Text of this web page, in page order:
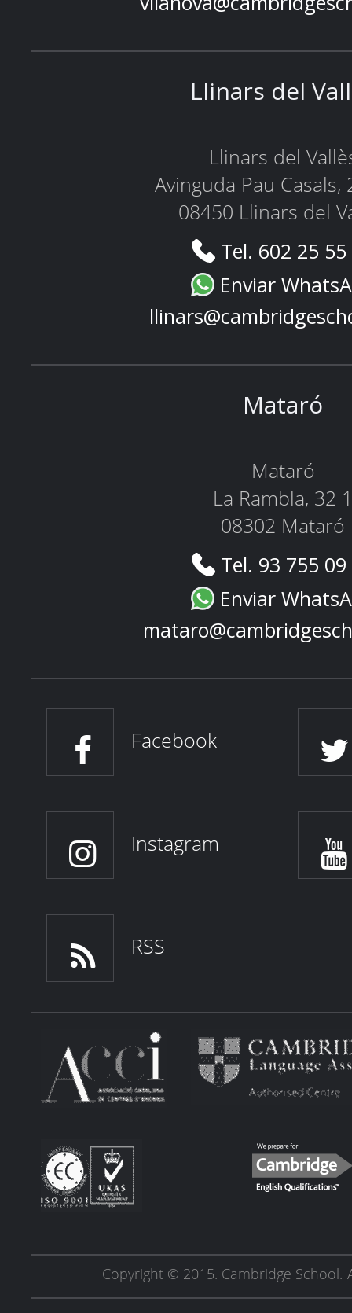
Llinars del
Llinars del
Avinguda Pau Casals,
08450 Llinars del
Tel. 602 25
Enviar
Mataró
Mataró
La Rambla, 32 1
08302 Mataró
Tel. 93 755
Enviar
Facebook
Instagram
RSS
Copyright © 2015. Cambridge School.